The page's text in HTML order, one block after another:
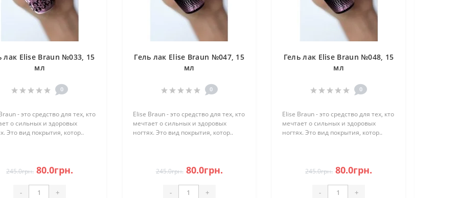
лак Elise Braun №033, 15
мл
0
- это средство для тех, кто
о сильных и здоровых
Это вид покрытия, котор..
245.0грн. 80.0грн.
- +
Гель лак Elise Braun №047, 15
мл
0
Elise Braun - это средство для тех, кто
мечтает о сильных и здоровых
ногтях. Это вид покрытия, котор..
245.0грн. 80.0грн.
- +
Гель лак Elise Braun №048, 15
мл
0
Elise Braun - это средство для тех, кто
мечтает о сильных и здоровых
ногтях. Это вид покрытия, котор..
245.0грн. 80.0грн.
- +